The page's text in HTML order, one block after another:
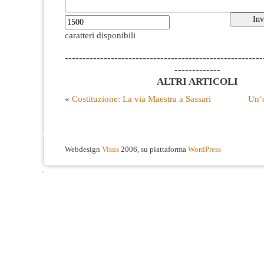
caratteri disponibili
-------------
ALTRI ARTICOLI
« Costituzione: La via Maestra a Sassari
Webdesign Visus 2006, su piattaforma WordPress